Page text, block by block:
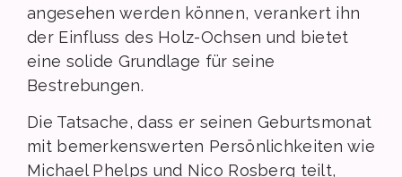
angesehen werden können, verankert ihn
der Einfluss des Holz-Ochsen und bietet
eine solide Grundlage für seine
Bestrebungen.
Die Tatsache, dass er seinen Geburtsmonat
mit bemerkenswerten Persönlichkeiten wie
Michael Phelps und Nico Rosberg teilt,